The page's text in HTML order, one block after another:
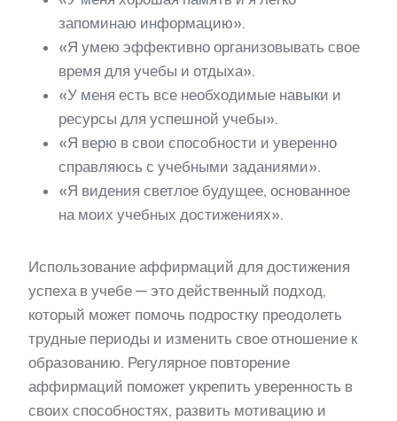
запоминаю информацию».
«Я умею эффективно организовывать свое
время для учебы и отдыха».
«У меня есть все необходимые навыки и
ресурсы для успешной учебы».
«Я верю в свои способности и уверенно
справляюсь с учебными заданиями».
«Я видения светлое будущее, основанное
на моих учебных достижениях».
Использование аффирмаций для достижения
успеха в учебе — это действенный подход,
который может помочь подростку преодолеть
трудные периоды и изменить свое отношение к
образованию. Регулярное повторение
аффирмаций поможет укрепить уверенность в
своих способностях, развить мотивацию и